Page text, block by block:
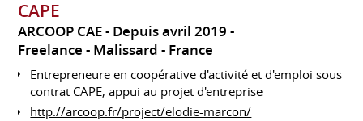
CAPE
ARCOOP CAE
Depuis avril 2019
Freelance
Malissard France
Entrepreneure en coopérative d'activité et d'emploi sous
contrat CAPE, appui au projet d'entreprise
http://arcoop.fr/project/elodie-marcon/